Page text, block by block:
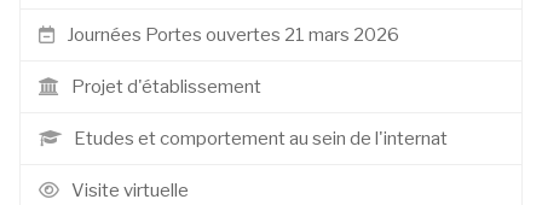
Journées Portes ouvertes 21 mars 2026
Projet d'établissement
Etudes et comportement au sein de l'internat
Visite virtuelle